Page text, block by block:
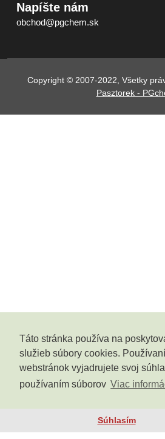
Táto stránka používa na
služieb súbory cookies.
webstránok vyjadrujete svoj
používaním súborov Viac
Súhlasím
Napíšte nám
obchod@pgchem.sk
Copyright © 2007-2022, Všetky
Pasztorek -